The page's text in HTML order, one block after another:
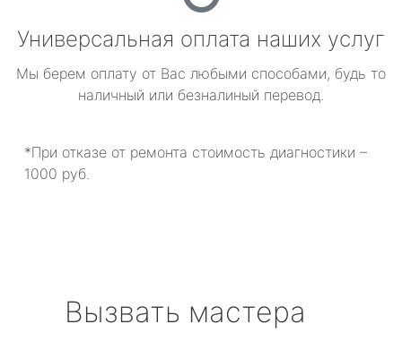
Универсальная оплата наших услуг
Мы берем оплату от Вас любыми способами, будь то
наличный или безналиный перевод.
*При отказе от ремонта стоимость диагностики –
1000 руб.
Вызвать мастера